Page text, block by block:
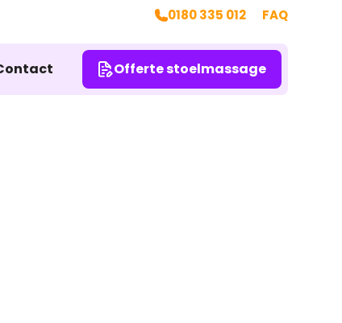
0180 335 012 FAQ
Offerte stoelmassage